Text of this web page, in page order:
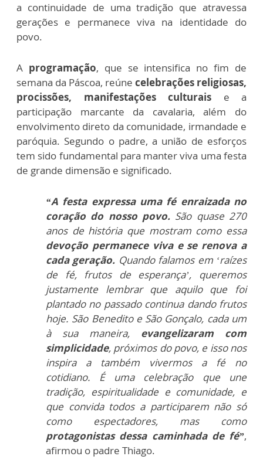
a continuidade de uma tradição que atravessa
gerações e permanece viva na identidade do
povo.
A programação, que se intensifica no fim de
semana da Páscoa, reúne celebrações religiosas,
procissões, manifestações culturais e a
participação marcante da cavalaria, além do
envolvimento direto da comunidade, irmandade e
paróquia. Segundo o padre, a união de esforços
tem sido fundamental para manter viva uma festa
de grande dimensão e significado.
“A festa expressa uma fé enraizada no
coração do nosso povo. São quase 270
anos de história que mostram como essa
devoção permanece viva e se renova a
cada geração. Quando falamos em ‘raízes
de fé, frutos de esperança’, queremos
justamente lembrar que aquilo que foi
plantado no passado continua dando frutos
hoje. São Benedito e São Gonçalo, cada um
à sua maneira, evangelizaram com
simplicidade, próximos do povo, e isso nos
inspira a também vivermos a fé no
cotidiano. É uma celebração que une
tradição, espiritualidade e comunidade, e
que convida todos a participarem não só
como espectadores, mas como
protagonistas dessa caminhada de fé”,
afirmou o padre Thiago.